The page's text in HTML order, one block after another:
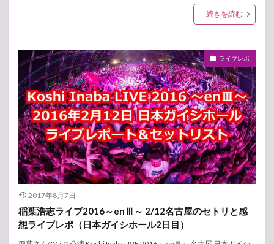
続きを読む
ライブレポ
2017年8月7日
稲葉浩志ライブ2016～enⅢ～ 2/12名古屋のセトリと感
想ライブレポ（日本ガイシホール2日目）